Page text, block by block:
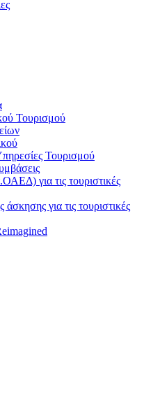
Τουρισμού
Τουρισμού
για τις τουριστικές
για τις τουριστικές